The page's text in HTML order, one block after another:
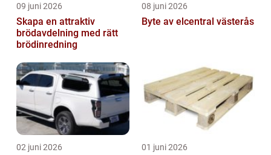
09 juni 2026
Skapa en attraktiv
brödavdelning med rätt
brödinredning
08 juni 2026
Byte av elcentral västerås
02 juni 2026 01 juni 2026